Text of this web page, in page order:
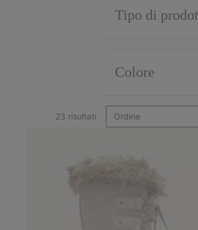
Tipo di
Colore
23 risultati Ordine